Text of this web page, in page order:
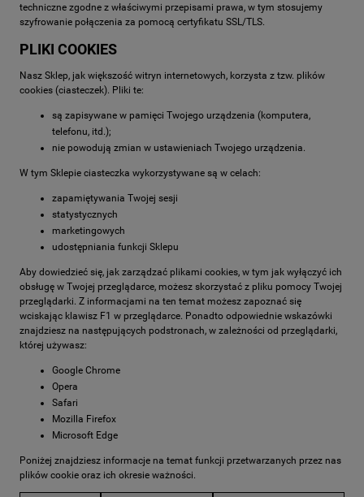
techniczne zgodne z właściwymi przepisami prawa, w tym stosujemy
szyfrowanie połączenia za pomocą certyfikatu SSL/TLS.
PLIKI COOKIES
Nasz Sklep, jak większość witryn internetowych, korzysta z tzw. plików
cookies (ciasteczek). Pliki te:
są zapisywane w pamięci Twojego urządzenia (komputera,
telefonu, itd.);
nie powodują zmian w ustawieniach Twojego urządzenia.
W tym Sklepie ciasteczka wykorzystywane są w celach:
zapamiętywania Twojej sesji
statystycznych
marketingowych
udostępniania funkcji Sklepu
Aby dowiedzieć się, jak zarządzać plikami cookies, w tym jak wyłączyć ich
obsługę w Twojej przeglądarce, możesz skorzystać z pliku pomocy Twojej
przeglądarki. Z informacjami na ten temat możesz zapoznać się
wciskając klawisz F1 w przeglądarce. Ponadto odpowiednie wskazówki
znajdziesz na następujących podstronach, w zależności od przeglądarki,
której używasz:
Google Chrome
Opera
Safari
Mozilla Firefox
Microsoft Edge
Poniżej znajdziesz informacje na temat funkcji przetwarzanych przez nas
plików cookie oraz ich okresie ważności.